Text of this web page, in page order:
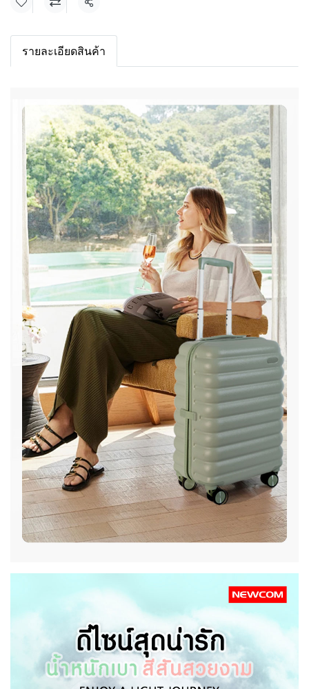
Share
รายละเอียดสินค้า